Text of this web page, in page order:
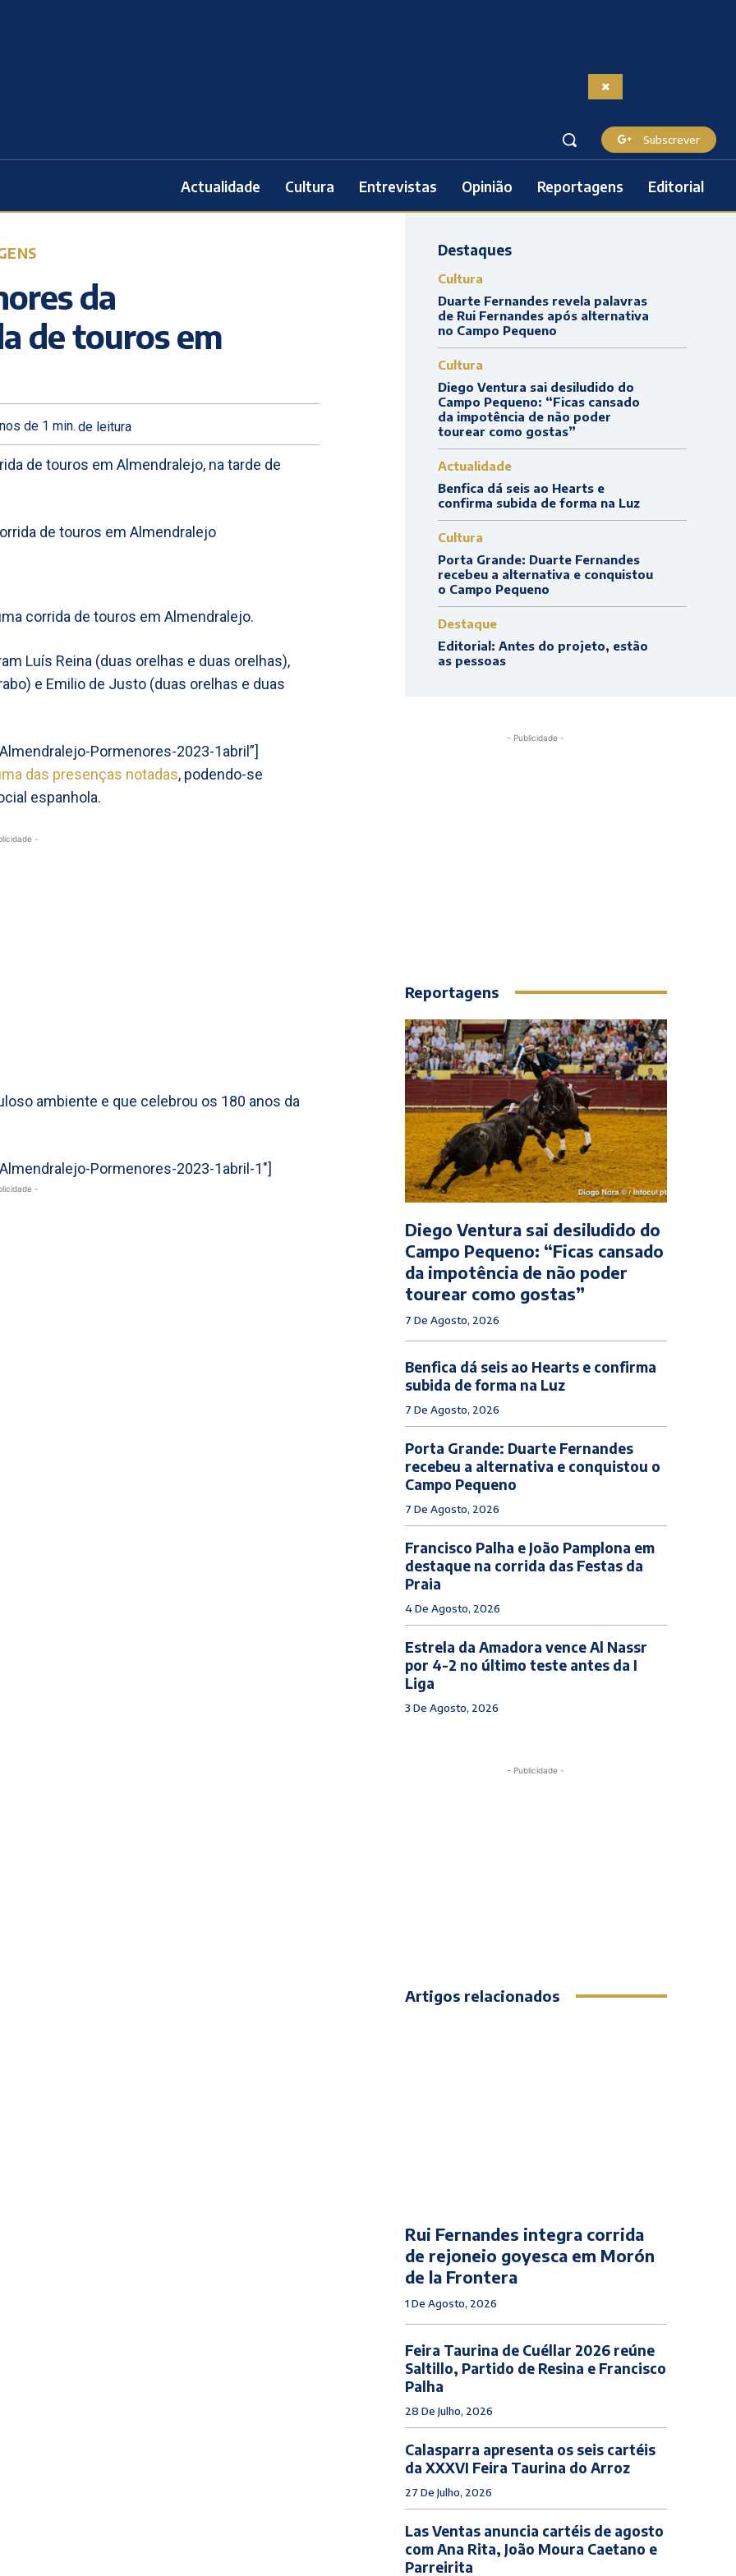
Subscrever
Actualidade Cultura Entrevistas Opinião Reportagens Editorial
da
de touros em
de 1 min. de leitura
de touros em Almendralejo, na tarde de
corrida de touros em Almendralejo.
Luís Reina (duas orelhas e duas orelhas),
e Emilio de Justo (duas orelhas e duas
Pormenores-2023-1abril”]
das presenças notadas, podendo-se
espanhola.
-
ambiente e que celebrou os 180 anos da
Pormenores-2023-1abril-1″]
-
Destaques
Cultura
Duarte Fernandes revela palavras
de Rui Fernandes após alternativa
no Campo Pequeno
Cultura
Diego Ventura sai desiludido do
Campo Pequeno: “Ficas cansado
da impotência de não poder
tourear como gostas”
Actualidade
Benfica dá seis ao Hearts e
confirma subida de forma na Luz
Cultura
Porta Grande: Duarte Fernandes
recebeu a alternativa e conquistou
o Campo Pequeno
Destaque
Editorial: Antes do projeto, estão
as pessoas
- Publicidade -
Reportagens
Diego Ventura sai desiludido do
Campo Pequeno: “Ficas cansado
da impotência de não poder
tourear como gostas”
7 De Agosto, 2026
Benfica dá seis ao Hearts e confirma
subida de forma na Luz
7 De Agosto, 2026
Porta Grande: Duarte Fernandes
recebeu a alternativa e conquistou o
Campo Pequeno
7 De Agosto, 2026
Francisco Palha e João Pamplona em
destaque na corrida das Festas da
Praia
4 De Agosto, 2026
Estrela da Amadora vence Al Nassr
por 4-2 no último teste antes da I
Liga
3 De Agosto, 2026
- Publicidade -
Artigos relacionados
Rui Fernandes integra corrida
de rejoneio goyesca em Morón
de la Frontera
1 De Agosto, 2026
Feira Taurina de Cuéllar 2026 reúne
Saltillo, Partido de Resina e Francisco
Palha
28 De Julho, 2026
Calasparra apresenta os seis cartéis
da XXXVI Feira Taurina do Arroz
27 De Julho, 2026
Las Ventas anuncia cartéis de agosto
com Ana Rita, João Moura Caetano e
Parreirita